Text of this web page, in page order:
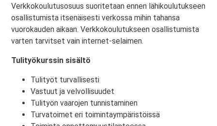
Verkkokoulutusosuus suoritetaan ennen lähikoulutukseen
osallistumista itsenäisesti verkossa mihin tahansa
vuorokauden aikaan. Verkkokoulutukseen osallistumista
varten tarvitset vain internet-selaimen.
Tulityökurssin sisältö
Tulityöt turvallisesti
Vastuut ja velvollisuudet
Tulityön vaarojen tunnistaminen
Turvatoimet eri toimintaympäristöissä